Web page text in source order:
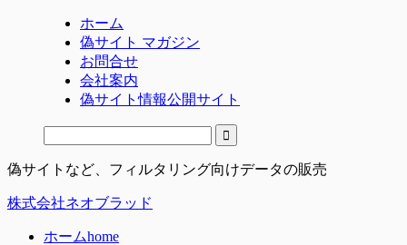
ホーム
偽サイト マガジン
お問合せ
会社案内
偽サイト情報公開サイト
偽サイトなど、フィルタリング向けデータの販売
株式会社ネオブラッド
ホームhome